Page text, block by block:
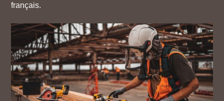
français.